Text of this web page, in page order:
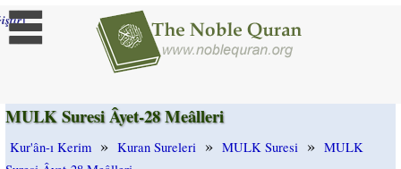
]
MULK Suresi Âyet-28 Meâlleri
Kur'ân-ı Kerim » Kuran Sureleri » MULK Suresi » MULK